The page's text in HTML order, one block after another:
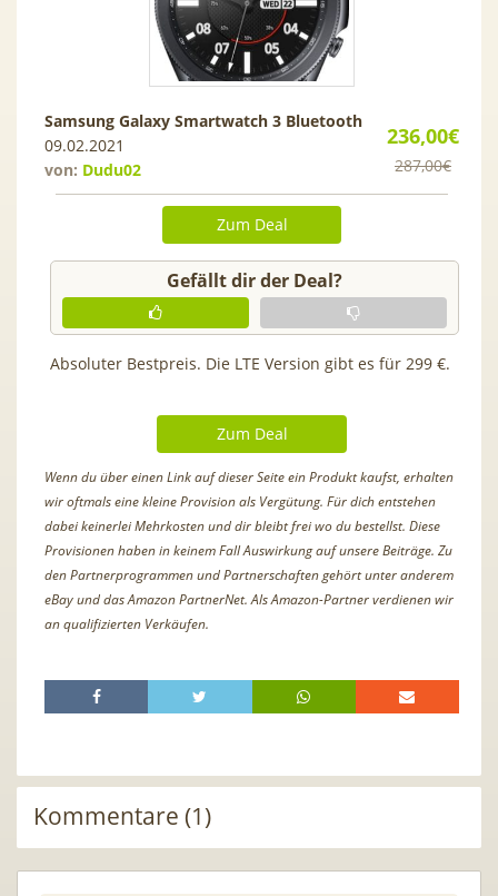
236,00€
287,00€
Samsung Galaxy Smartwatch 3 Bluetooth
09.02.2021
von: Dudu02
Zum Deal
Gefällt dir der Deal?
Absoluter Bestpreis. Die LTE Version gibt es für 299 €.
Zum Deal
Wenn du über einen Link auf dieser Seite ein Produkt kaufst, erhalten
wir oftmals eine kleine Provision als Vergütung. Für dich entstehen
dabei keinerlei Mehrkosten und dir bleibt frei wo du bestellst. Diese
Provisionen haben in keinem Fall Auswirkung auf unsere Beiträge. Zu
den Partnerprogrammen und Partnerschaften gehört unter anderem
eBay und das Amazon PartnerNet. Als Amazon-Partner verdienen wir
an qualifizierten Verkäufen.
Kommentare (1)